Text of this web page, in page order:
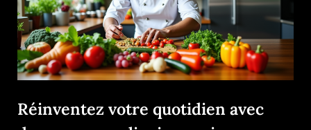
Réinventez votre quotidien avec